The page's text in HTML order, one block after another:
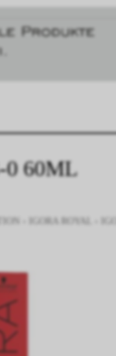
0 60ML
IGORA ROYAL